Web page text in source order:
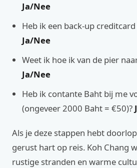
Ja/Nee
Heb ik een back-up
Ja/Nee
Weet ik hoe ik van de pier
Ja/Nee
Heb ik contante Baht bij me
(ongeveer 2000 Baht = €50)?
Als je deze stappen hebt
gerust hart op reis. Koh Chang
rustige stranden en warme